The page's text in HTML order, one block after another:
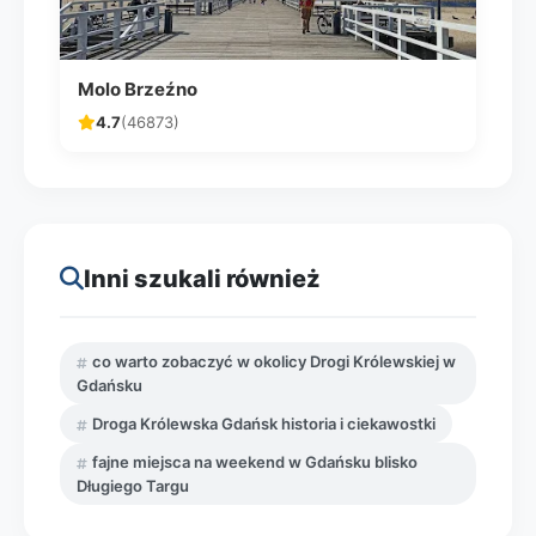
Molo Brzeźno
4.7(46873)
Inni szukali również
co warto zobaczyć w okolicy Drogi Królewskiej w
Gdańsku
Droga Królewska Gdańsk historia i ciekawostki
fajne miejsca na weekend w Gdańsku blisko
Długiego Targu